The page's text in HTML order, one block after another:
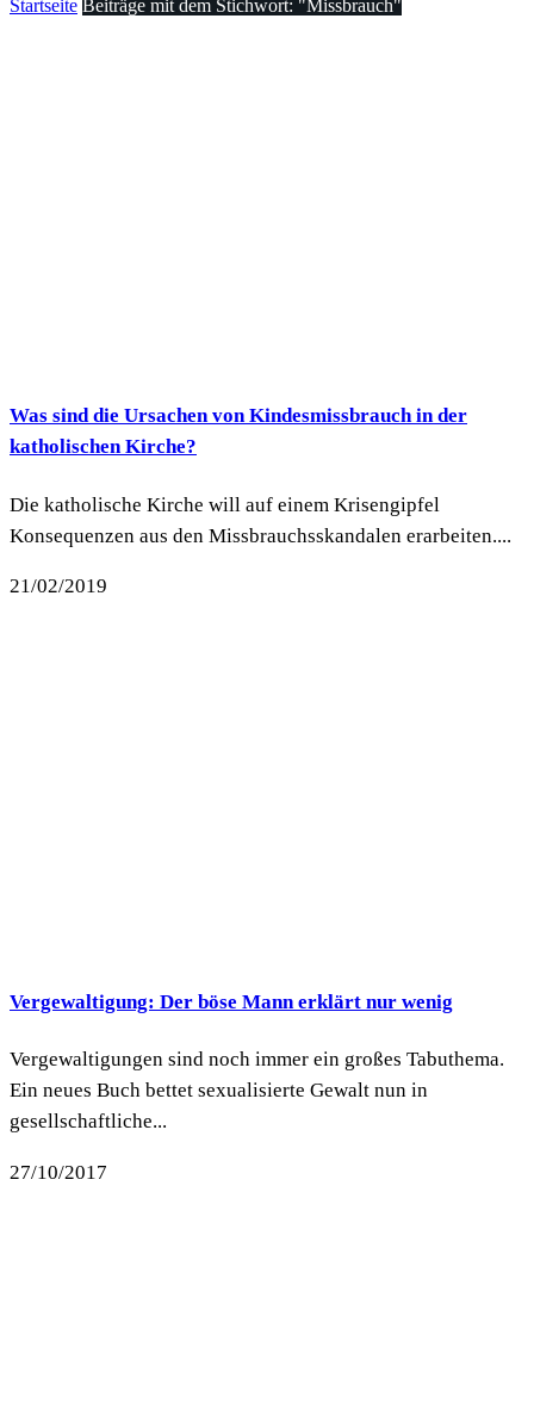
Startseite Beiträge mit dem Stichwort: "Missbrauch"
Was sind die Ursachen von Kindesmissbrauch in der
katholischen Kirche?
Die katholische Kirche will auf einem Krisengipfel
Konsequenzen aus den Missbrauchsskandalen erarbeiten....
21/02/2019
Vergewaltigung: Der böse Mann erklärt nur wenig
Vergewaltigungen sind noch immer ein großes Tabuthema.
Ein neues Buch bettet sexualisierte Gewalt nun in
gesellschaftliche...
27/10/2017